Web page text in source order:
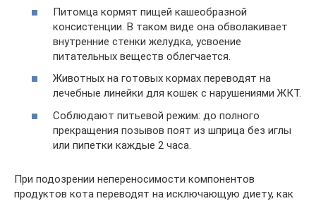
Питомца кормят пищей кашеобразной
консистенции. В таком виде она обволакивает
внутренние стенки желудка, усвоение
питательных веществ облегчается.
Животных на готовых кормах переводят на
лечебные линейки для кошек с нарушениями ЖКТ.
Соблюдают питьевой режим: до полного
прекращения позывов поят из шприца без иглы
или пипетки каждые 2 часа.
При подозрении непереносимости компонентов
продуктов кота переводят на исключающую диету, как